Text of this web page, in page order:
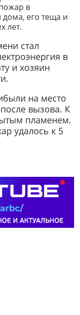
в
его теща и
лет.
стал
в
и хозяин
на место
вызова. К
пламенем.
удалось к 5